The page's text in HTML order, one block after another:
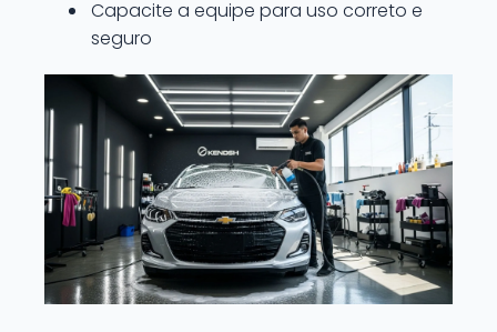
Capacite a equipe para uso correto e
seguro